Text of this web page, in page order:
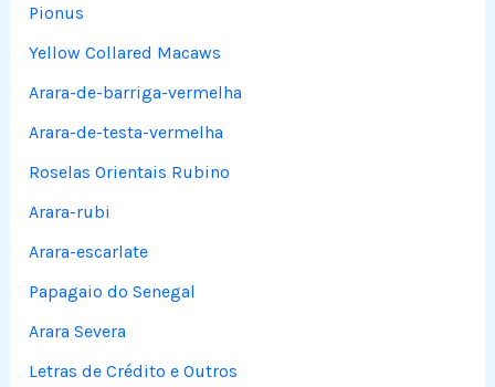
Pionus
Yellow Collared Macaws
Arara-de-barriga-vermelha
Arara-de-testa-vermelha
Roselas Orientais Rubino
Arara-rubi
Arara-escarlate
Papagaio do Senegal
Arara Severa
Letras de Crédito e Outros